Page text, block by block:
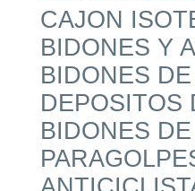
CAJON
BIDONES Y
BIDONES
DEPOSITOS
BIDONES